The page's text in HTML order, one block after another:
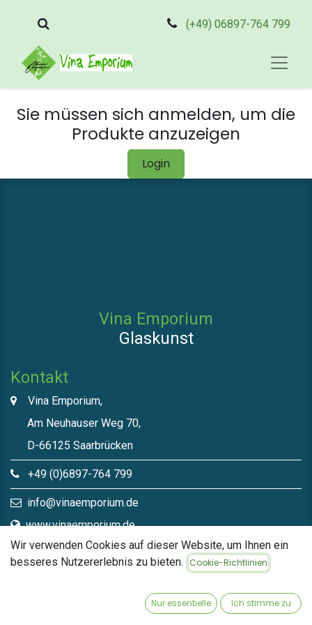
(+49) 06897-764 799
Sie müssen sich anmelden, um die
Produkte anzuzeigen
Login
Vina Emporium
Glaskunst
Kontakt
Vina Emporium,
Am Neuhauser Weg 70,
D-66125 Saarbrücken
+49 (0)6897-764 799
info@vinaemporium.de
www.vinaemporium.de
Direktlinks​
Wir verwenden Cookies auf dieser Website, um Ihnen ein
besseres Nutzererlebnis zu bieten.
Cookie-Richtlinien
Nur essentielle Ich stimme zu